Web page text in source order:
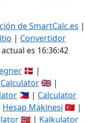
de SmartCalc.es |
| Convertidor
es 16:36:43
🇩🇰 |
Calculator🇬🇧 |
🇵🇭 | Calculator
Hesap Makinesi 🇹🇷 |
🇳🇴 | Kalkulator